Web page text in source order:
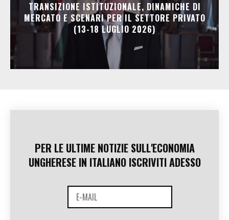
TRANSIZIONE ISTITUZIONALE, DINAMICHE DI
MERCATO E SCENARI PER IL SETTORE PRIVATO
(13-18 LUGLIO 2026)
PER LE ULTIME NOTIZIE SULL'ECONOMIA
UNGHERESE IN ITALIANO ISCRIVITI ADESSO